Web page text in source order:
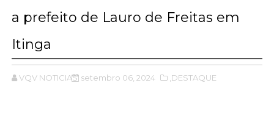
a prefeito de Lauro de Freitas em
Itinga
VQV NOTICIAS setembro 06, 2024 ,DESTAQUE